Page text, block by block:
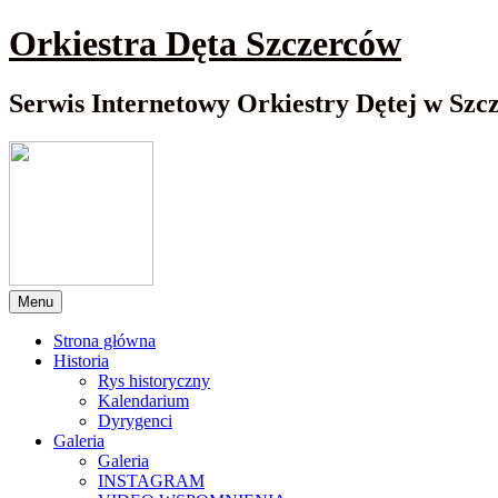
Przewiń
do
Orkiestra Dęta Szczerców
Serwis Internetowy Orkiestry Dętej w
Menu
Strona główna
Historia
Rys historyczny
Kalendarium
Dyrygenci
Galeria
Galeria
INSTAGRAM